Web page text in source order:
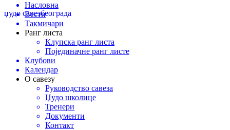
џудо савезбеограда
Насловна
Вести
Такмичари
Ранг листа
Клупска ранг листа
Појединачне ранг листе
Клубови
Календар
О савезу
Руководство савеза
Џудо школице
Тренери
Документи
Контакт